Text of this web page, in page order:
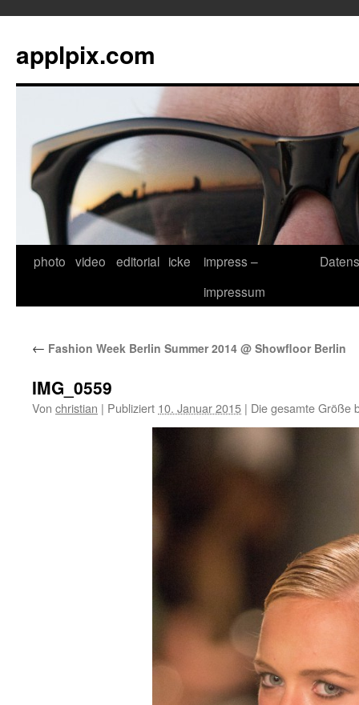
applpix.com
Zum
photo video editorial icke
impress –
impressum
← Fashion Week Berlin Summer 2014 @ Showfloor Berlin
IMG_0559
Von christian | Publiziert 10. Januar 2015 | Die gesamte Größe